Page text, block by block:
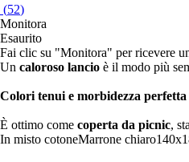
(52)
Monitora
Esaurito
Fai clic su "Monitora" per ricevere
Un caloroso lancio è il modo più
Colori tenui e morbidezza perfetta
È ottimo come coperta da picnic,
In misto cotoneMarrone chiaro